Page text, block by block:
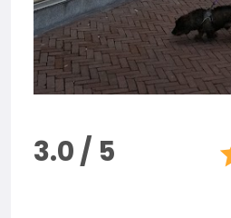
3.0 / 5